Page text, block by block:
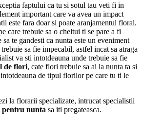
faptului ca tu si sotul tau veti fi in
important care va avea un impact
este fara doar si poate aranjamentul floral.
care trebuie sa o cheltui ti se pare a fi
te gandesti ca nunta este un eveniment
sa fie impecabil, astfel incat sa atraga
va sti intotdeauna unde trebuie sa fie
de flori, cate flori trebuie sa ai la nunta ta si
de tipul florilor pe care tu ti le
la florarii specializate, intrucat specialistii
pentru nunta sa iti pregateasca.